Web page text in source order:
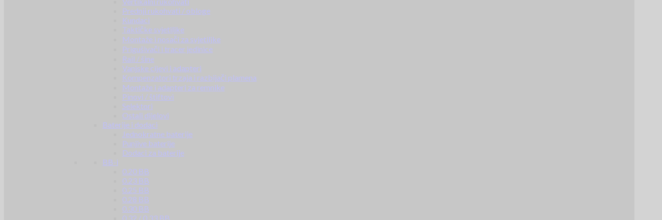
Prednji rukohvati / obloge
Kundaci
Taktičke svjetiljke
Montaže i nosači za svjetiljke
Prigušivači i tracer jedinice
Rail / šine
Vanjske cijevi i adapteri
Kompenzatori trzaja i razbijači plamena
Montaže i adapteri za remnike
Pinovi / štiftovi
Selektori
Ostali dijelovi
Baterije i dodaci
Jednokratne baterije
Punjive baterije
Dodaci za baterije
BB-i
0.20 BB
0.23 BB
0.25 BB
0.28 BB
0.30 BB
0.32 / 0.33 BB